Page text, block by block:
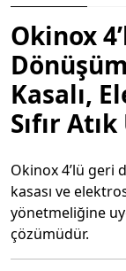
Okinox
Kasalı,
Sıfır
Okinox 4’lü geri
kasası ve
yönetmeliğine
çözümüdür.